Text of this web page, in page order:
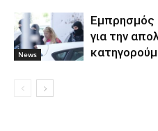
News
Εμπρησμός
για την